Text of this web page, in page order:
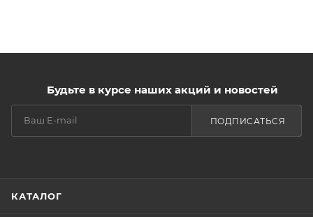
Будьте в курсе наших акций и новостей
ПОДПИСАТЬСЯ
КАТАЛОГ